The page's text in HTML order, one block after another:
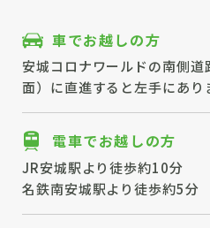
車でお越しの方
安城コロナワールドの南側
面）に直進すると左手にあり
電車でお越しの方
JR安城駅より徒歩約10分
名鉄南安城駅より徒歩約5分